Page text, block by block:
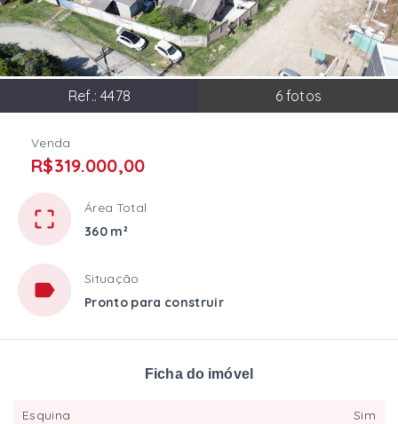
Ref.: 4478 6 fotos
Venda
R$319.000,00
Área Total
360 m²
Situação
Pronto para construir
Ficha do imóvel
Esquina
Sim